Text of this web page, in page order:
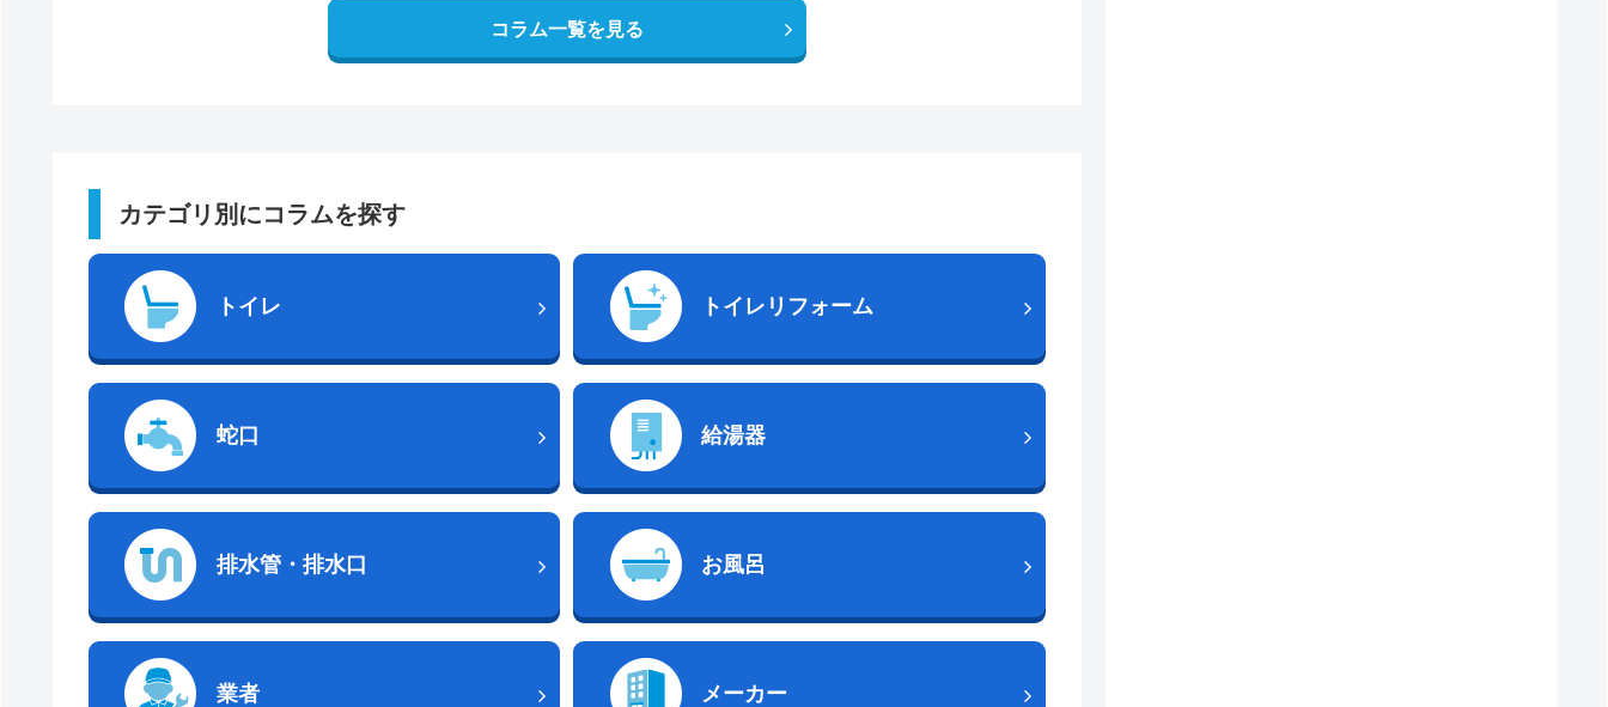
コラム一覧を見る
カテゴリ別にコラムを探す
トイレ トイレリフォーム
蛇口 給湯器
排水管・排水口 お風呂
業者 メーカー